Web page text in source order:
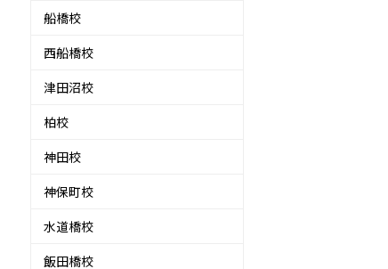
船橋校
西船橋校
津田沼校
柏校
神田校
神保町校
水道橋校
飯田橋校